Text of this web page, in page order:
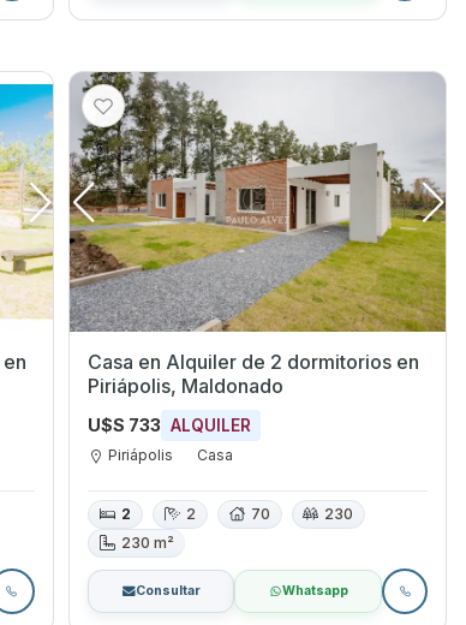
Casa en Alquiler de 2 dormitorios en
Piriápolis, Maldonado
U$S 733 ALQUILER
Piriápolis Casa
2 2 70
230
230 m²
Consultar Whatsapp